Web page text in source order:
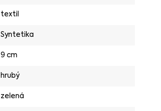
textil
Syntetika
9 cm
hrubý
zelená